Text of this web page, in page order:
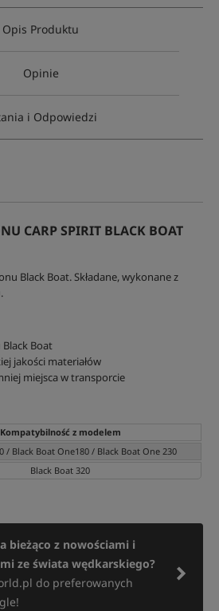
Opis Produktu
Opinie
i Odpowiedzi
CARP SPIRIT BLACK BOAT
Black Boat. Składane, wykonane z
Boat
jakości materiałów
miejsca w transporcie
Kompatybilność z modelem
/ Black Boat One180 / Black Boat One 230
Black Boat 320
bieżąco z nowościami i
ze świata wędkarskiego?
do preferowanych